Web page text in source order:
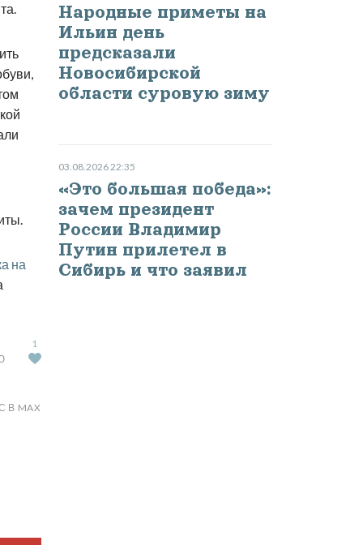
на
1
В MAX
Народные приметы на
Ильин день
предсказали
Новосибирской
области суровую зиму
03.08.2026 22:35
«Это большая победа»:
зачем президент
России Владимир
Путин прилетел в
Сибирь и что заявил